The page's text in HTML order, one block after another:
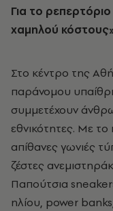
Για το
χαμηλού
Στο κέντρο της
παράνομου
συμμετέχουν
εθνικότητες. Με
απίθανες γωνιές
ζέστες
Παπούτσια
ηλίου, power